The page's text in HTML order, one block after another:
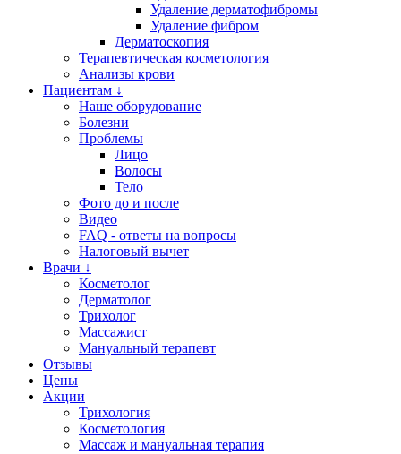
Удаление дерматофибромы
Удаление фибром
Дерматоскопия
Терапевтическая косметология
Анализы крови
Пациентам ↓
Наше оборудование
Болезни
Проблемы
Лицо
Волосы
Тело
Фото до и после
Видео
FAQ - ответы на вопросы
Налоговый вычет
Врачи ↓
Косметолог
Дерматолог
Трихолог
Массажист
Мануальный терапевт
Отзывы
Цены
Акции
Трихология
Косметология
Массаж и мануальная терапия